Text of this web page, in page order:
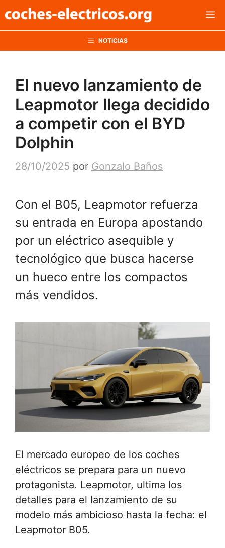
al
NOTICIAS
El nuevo lanzamiento de
Leapmotor llega decidido
a competir con el BYD
Dolphin
28/10/2025 por Gonzalo Baños
Con el B05, Leapmotor refuerza
su entrada en Europa apostando
por un eléctrico asequible y
tecnológico que busca hacerse
un hueco entre los compactos
más vendidos.
El mercado europeo de los coches
eléctricos se prepara para un nuevo
protagonista. Leapmotor, ultima los
detalles para el lanzamiento de su
modelo más ambicioso hasta la fecha: el
Leapmotor B05.